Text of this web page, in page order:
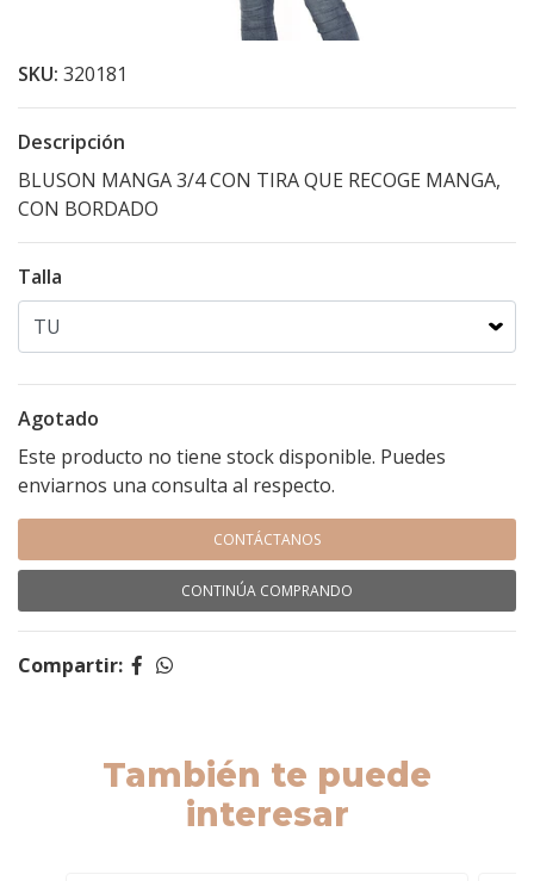
SKU: 320181
Descripción
BLUSON MANGA 3/4 CON TIRA QUE RECOGE MANGA,
CON BORDADO
Talla
Agotado
Este producto no tiene stock disponible. Puedes
enviarnos una consulta al respecto.
CONTÁCTANOS
CONTINÚA COMPRANDO
Compartir:
También te puede
interesar